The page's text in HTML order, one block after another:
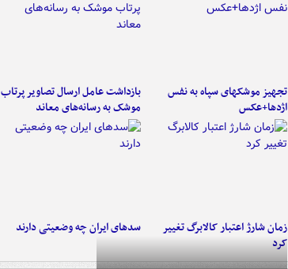
تجهیز موشکهای سپاه به نفس
اژدها+عکس
بازداشت عامل ارسال تصاویر پرتاب
موشک به رسانه‌های معاند
زمان شارژ اعتبار کالابرگ تغییر
کرد
سدهای ایران چه وضعیتی دارند